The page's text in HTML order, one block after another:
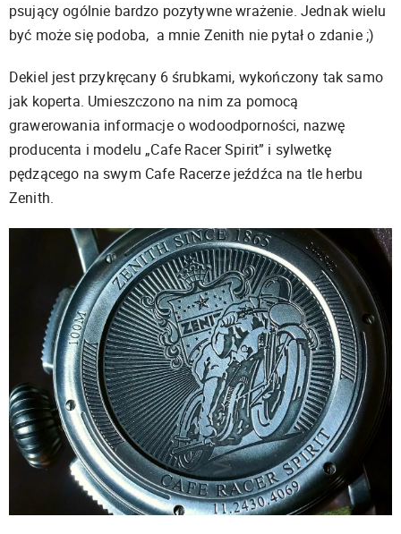
psujący ogólnie bardzo pozytywne wrażenie. Jednak wielu
być może się podoba, a mnie Zenith nie pytał o zdanie ;)
Dekiel jest przykręcany 6 śrubkami, wykończony tak samo
jak koperta. Umieszczono na nim za pomocą
grawerowania informacje o wodoodporności, nazwę
producenta i modelu „Cafe Racer Spirit” i sylwetkę
pędzącego na swym Cafe Racerze jeźdźca na tle herbu
Zenith.